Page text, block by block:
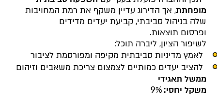
מופחתת, אך הדירוג עדיין משקף את רמת המחויבות
שלה בניהול סביבתי, קביעת יעדים מדידים
ופרסום תוצאות.
לשיפור הציון, ליברה תוכל:
לאמץ מדיניות סביבתית מקיפה ומפורסמת לציבור
להציב יעדים כמותיים לצמצום צריכת משאבים וזיהום
ממשל תאגידי
משקל יחסי: 9%